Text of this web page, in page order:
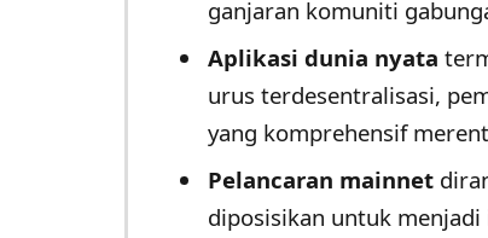
ganjaran komuniti
Aplikasi dunia nyata
urus terdesentralisasi,
yang komprehensif
Pelancaran mainnet
diposisikan untuk